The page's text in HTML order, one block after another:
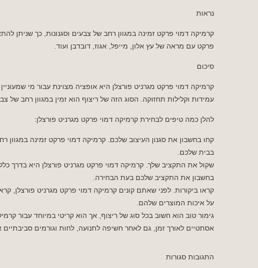
נראות
קרמיקה דמוי פרקט זמינה במגוון רחב של צבעים וסגנונות, כך שניתן
פרקט עם מראה של עץ אלון, מייפל, אגוז, דובדבן ועוד.
סיכום
קרמיקה דמוי פרקט מגרניט פורצלן היא אופציה מצוינת עבור מי
עמידות וקלילות תחזוקה. הסוג הזה של ריצוף הוא זמין במגוון רחב של
להלן כמה טיפים לבחירת קרמיקה דמוי פרקט מגרניט פורצלן:
קחו בחשבון את סגנון העיצוב שלכם. קרמיקה דמוי פרקט זמינה במגוון
בבית שלכם.
שקול את התקציב שלך. קרמיקה דמוי פרקט מגרניט פורצלן היא בדרך
בחשבון את התקציב שלכם בעת הבחירה.
קראו ביקורות. לפני שאתם קונים קרמיקה דמוי פרקט מגרניט פורצלן,
על איכות המוצרים שלהם.
גימור טוב הוא חשוב בכל סוג של ריצוף, אך הוא קריטי במיוחד עבור
אסתטיים לאורך זמן, גם לאחר חשיפה לתנועה, לחות וגורמים סביבתיים
התגובות סגורות